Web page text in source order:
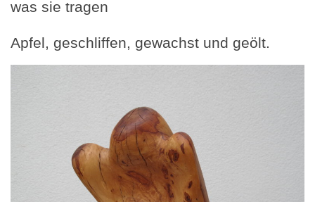
was sie tragen
Apfel, geschliffen, gewachst und geölt.